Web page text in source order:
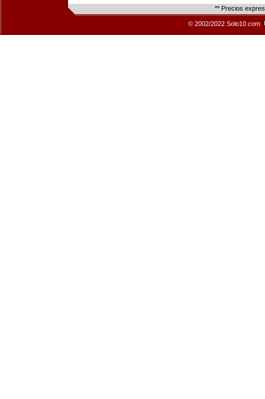
** Precios
© 2002/2022 Solo10.com